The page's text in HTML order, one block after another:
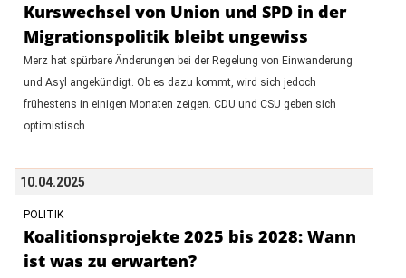
Kurswechsel von Union und SPD in der
Migrationspolitik bleibt ungewiss
Merz hat spürbare Änderungen bei der Regelung von Einwanderung
und Asyl angekündigt. Ob es dazu kommt, wird sich jedoch
frühestens in einigen Monaten zeigen. CDU und CSU geben sich
optimistisch.
10.04.2025
POLITIK
Koalitionsprojekte 2025 bis 2028: Wann
ist was zu erwarten?